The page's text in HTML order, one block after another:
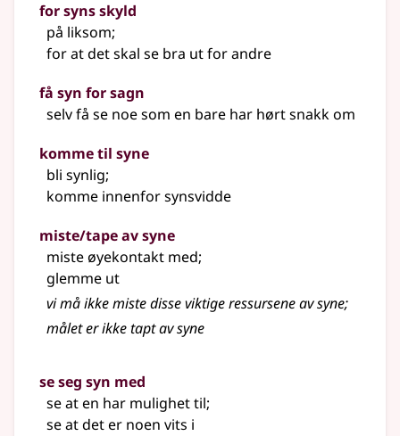
for syns skyld
på liksom;
for at det skal se bra ut for andre
få syn for sagn
selv få se noe som en bare har hørt snakk om
komme til syne
bli synlig;
komme innenfor synsvidde
miste/tape av syne
miste øyekontakt med;
glemme ut
vi må ikke miste disse viktige ressursene av syne;
målet er ikke tapt av syne
se seg syn med
se at en har mulighet til;
se at det er noen vits i